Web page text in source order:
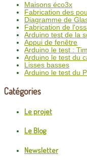
Maisons éco3x
Fabrication des
Diagramme de
Fabrication de
Arduino test de la
Appui de fenêtre
Arduino le test :
Arduino le test du
Lisses basses
Arduino le test du
Catégories
Le projet
Le Blog
Newsletter